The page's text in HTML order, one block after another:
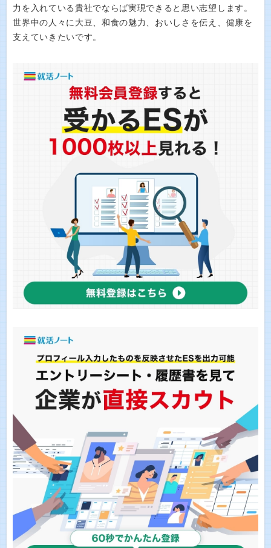
力を入れている貴社でならば実現できると思い志望します。
世界中の人々に大豆、和食の魅力、おいしさを伝え、健康を
支えていきたいです。